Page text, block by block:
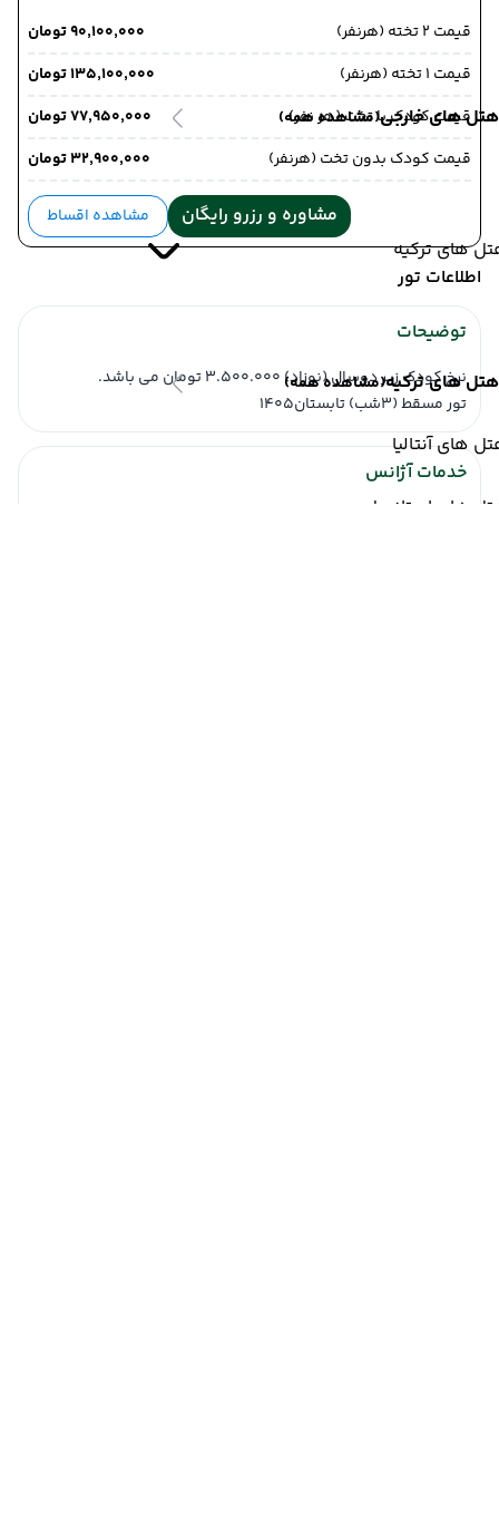
هتل های خارجی(مشاهده همه)
های ترکیه
هتل های ترکیه(مشاهده همه)
های آنتالیا
های استانبول
قیمت 2 تخته (هرنفر)
۹۰٬۱۰۰٬۰۰۰ تومان
قیمت 1 تخته (هرنفر)
۱۳۵٬۱۰۰٬۰۰۰ تومان
قیمت کودک با تخت (هر نفر)
۷۷٬۹۵۰٬۰۰۰ تومان
قیمت کودک بدون تخت (هرنفر)
۳۲٬۹۰۰٬۰۰۰ تومان
مشاوره و رزرو رایگان مشاهده اقساط
اطلاعات تور
توضیحات
نرخ کودک زیر دوسال (نوزاد) 3.500.000 تومان می باشد.
تور مسقط (3شب) تابستان1405
خدمات آژانس